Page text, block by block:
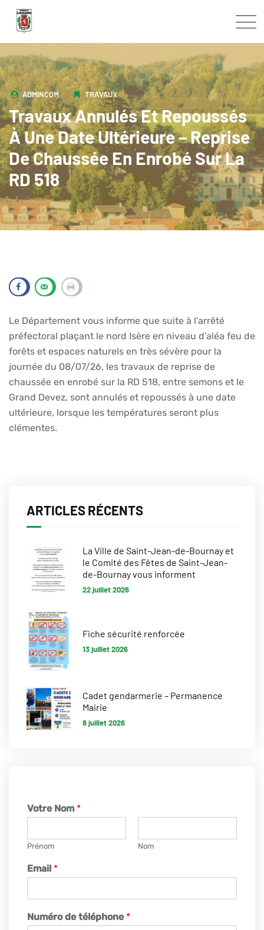
Skip
ADMINCOM TRAVAUX
Travaux Annulés Et Repoussés
À Une Date Ultérieure – Reprise
De Chaussée En Enrobé Sur La
RD 518
Le Département vous informe que suite à l’arrêté
préfectoral plaçant le nord Isère en niveau d’aléa feu de
forêts et espaces naturels en très sévère pour la
journée du 08/07/26, les travaux de reprise de
chaussée en enrobé sur la RD 518, entre semons et le
Grand Devez, sont annulés et repoussés à une date
ultérieure, lorsque les températures seront plus
clémentes.
ARTICLES RÉCENTS
La Ville de Saint-Jean-de-Bournay et
le Comité des Fêtes de Saint-Jean-
de-Bournay vous informent
22 juillet 2026
Fiche sécurité renforcée
13 juillet 2026
Cadet gendarmerie – Permanence
Mairie
8 juillet 2026
Votre Nom *
Prénom Nom
Email *
Numéro de téléphone *